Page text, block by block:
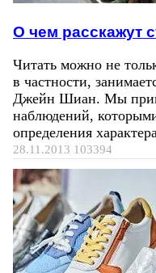
О чем расскажут
Читать можно не
в частности,
Джейн Шиан. Мы
наблюдений,
определения
28.11.2013 103394